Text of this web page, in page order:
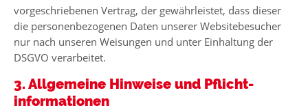
vorgeschriebenen Vertrag, der gewährleistet, dass dieser
die personenbezogenen Daten unserer Websitebesucher
nur nach unseren Weisungen und unter Einhaltung der
DSGVO verarbeitet.
3. Allgemeine Hinweise und Pflicht­
informationen